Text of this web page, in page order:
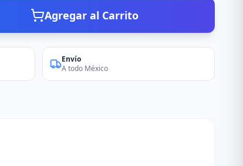
Agregar al Carrito
Envío
A todo México